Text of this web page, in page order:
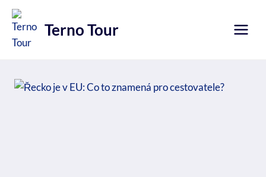
Přeskočit
obsah
Terno Tour